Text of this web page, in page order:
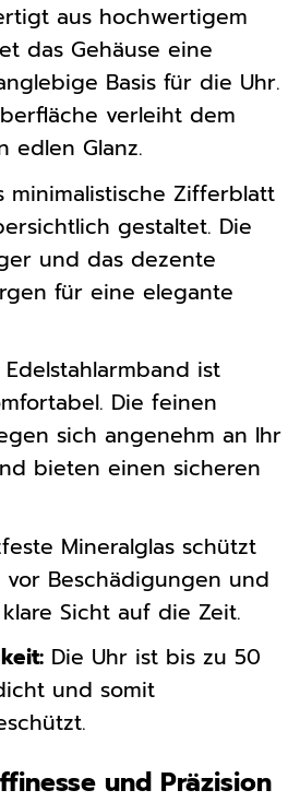
aus hochwertigem
das Gehäuse eine
Basis für die Uhr.
verleiht dem
edlen Glanz.
minimalistische Zifferblatt
gestaltet. Die
und das dezente
für eine elegante
ist
Die feinen
sich angenehm an Ihr
bieten einen sicheren
Mineralglas schützt
Beschädigungen und
Sicht auf die Zeit.
Die Uhr ist bis zu 50
und somit
und Präzision